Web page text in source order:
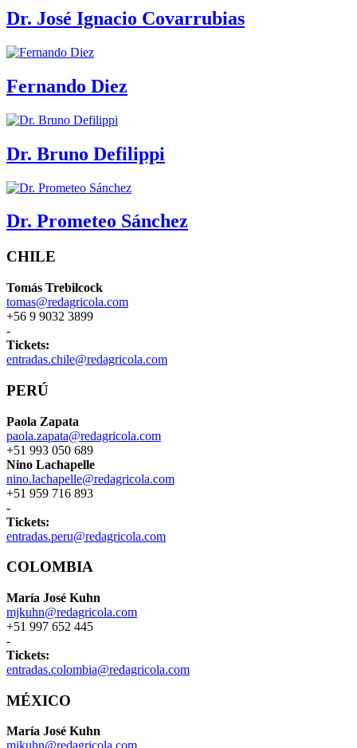
Dr. José Ignacio Covarrubias
Fernando Diez
Dr. Bruno Defilippi
Dr. Prometeo Sánchez
CHILE
Tomás Trebilcock
tomas@redagricola.com
+56 9 9032 3899
-
Tickets:
entradas.chile@redagricola.com
PERÚ
Paola Zapata
paola.zapata@redagricola.com
+51 993 050 689
Nino Lachapelle
nino.lachapelle@redagricola.com
+51 959 716 893
-
Tickets:
entradas.peru@redagricola.com
COLOMBIA
María José Kuhn
mjkuhn@redagricola.com
+51 997 652 445
-
Tickets:
entradas.colombia@redagricola.com
MÉXICO
María José Kuhn